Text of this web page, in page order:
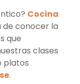
Cocina
de conocer la
que
clases
platos
.